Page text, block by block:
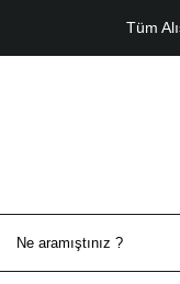
Tüm